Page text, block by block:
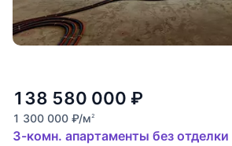
138 580 000 ₽
1 300 000 ₽/м2
3-комн. апартаменты без